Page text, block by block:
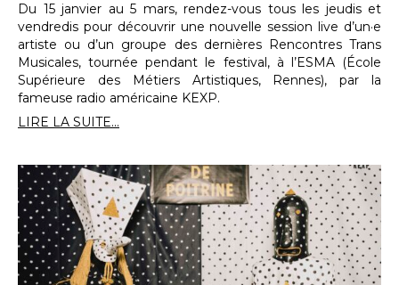
Du 15 janvier au 5 mars, rendez-vous tous les jeudis et
vendredis pour découvrir une nouvelle session live d’un·e
artiste ou d’un groupe des dernières Rencontres Trans
Musicales, tournée pendant le festival, à l’ESMA (École
Supérieure des Métiers Artistiques, Rennes), par la
fameuse radio américaine KEXP.
LIRE LA SUITE...